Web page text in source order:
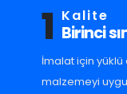
1 Kalite
Birinci
İmalat için yüklü
malzemeyi